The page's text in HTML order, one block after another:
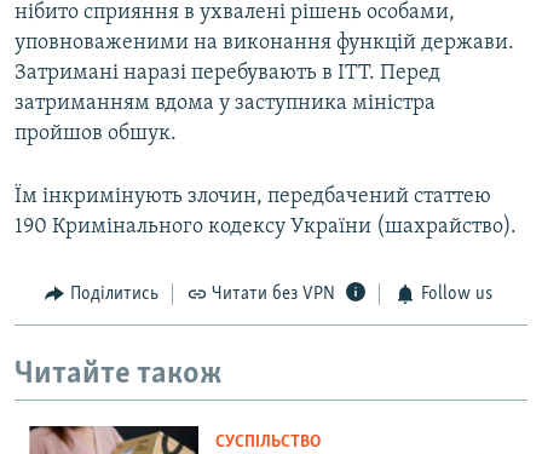
нібито сприяння в ухвалені рішень особами,
уповноваженими на виконання функцій держави.
Затримані наразі перебувають в ІТТ. Перед
затриманням вдома у заступника міністра
пройшов обшук.
Їм інкримінують злочин, передбачений статтею
190 Кримінального кодексу України (шахрайство).
Поділитись Читати без VPN Follow us
Читайте також
СУСПІЛЬСТВО